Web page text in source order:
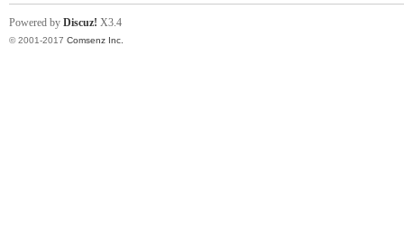
Powered by Discuz! X3.4
© 2001-2017 Comsenz Inc.